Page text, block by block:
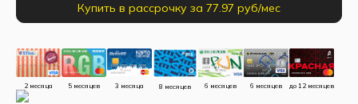
Купить в рассрочку за 77.97 руб/мес
2 месяца 5 месяцев 3 месяца 8 месяцев 6 месяцев 6 месяцев до 12 месяцев